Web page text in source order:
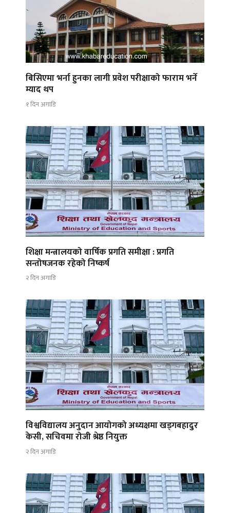
बिसिएमा भर्ना हुनका लागी प्रवेश परीक्षाको फाराम भर्ने
म्याद थप
१ दिन अगाडि
शिक्षा मन्त्रालयको वार्षिक प्रगति समीक्षा : प्रगति
सन्तोषजनक रहेको निष्कर्ष
२ दिन अगाडि
विश्वविद्यालय अनुदान आयोगको अध्यक्षमा खड्गबहादुर
केसी, सचिवमा रोजी श्रेष्ठ नियुक्त
२ दिन अगाडि